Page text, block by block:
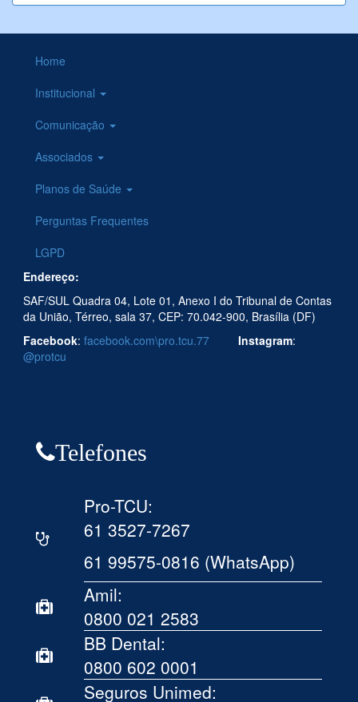
Home
Institucional
Comunicação
Associados
Planos de Saúde
Perguntas Frequentes
LGPD
Endereço:
SAF/SUL Quadra 04, Lote 01, Anexo I do Tribunal de Contas
da União, Térreo, sala 37, CEP: 70.042-900, Brasília (DF)
Facebook: facebook.com\pro.tcu.77 Instagram:
@protcu
Telefones
Pro-TCU:
61 3527-7267
61 99575-0816 (WhatsApp)
Amil:
0800 021 2583
BB Dental:
0800 602 0001
Seguros Unimed: